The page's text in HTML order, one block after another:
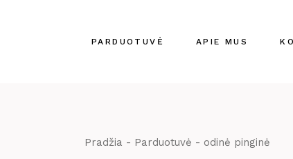
PARDUOTUVĖ APIE MUS
Pradžia Parduotuvė odinė pinginė